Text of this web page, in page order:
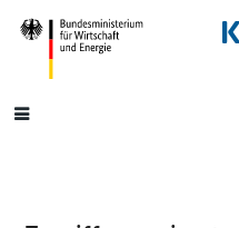
Hauptmenü